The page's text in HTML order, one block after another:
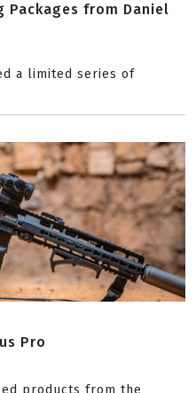
Packages from Daniel
a limited series of
Pro
products from the